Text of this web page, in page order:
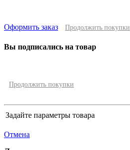
Оформить заказ Продолжить покупки
Вы подписались на товар
Продолжить покупки
Задайте параметры товара
Отмена